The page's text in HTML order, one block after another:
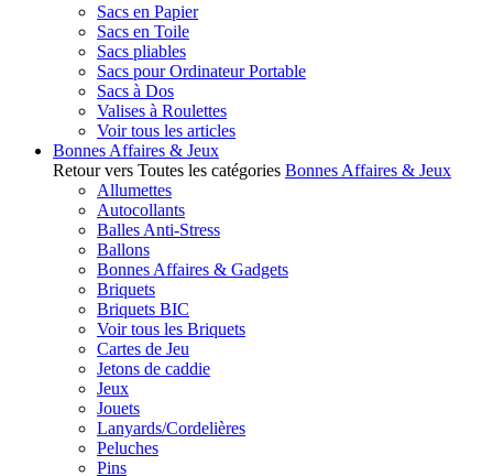
Sacs en Papier
Sacs en Toile
Sacs pliables
Sacs pour Ordinateur Portable
Sacs à Dos
Valises à Roulettes
Voir tous les articles
Bonnes Affaires & Jeux
Retour vers Toutes les catégories Bonnes Affaires & Jeux
Allumettes
Autocollants
Balles Anti-Stress
Ballons
Bonnes Affaires & Gadgets
Briquets
Briquets BIC
Voir tous les Briquets
Cartes de Jeu
Jetons de caddie
Jeux
Jouets
Lanyards/Cordelières
Peluches
Pins